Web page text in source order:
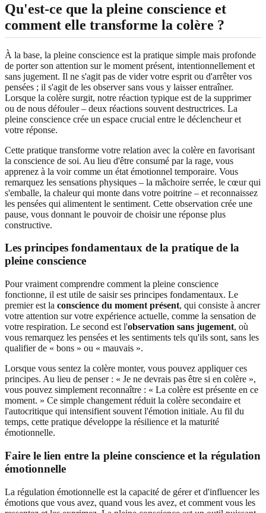
Qu'est-ce que la pleine conscience et
comment elle transforme la colère ?
À la base, la pleine conscience est la pratique simple mais profonde
de porter son attention sur le moment présent, intentionnellement et
sans jugement. Il ne s'agit pas de vider votre esprit ou d'arrêter vos
pensées ; il s'agit de les observer sans vous y laisser entraîner.
Lorsque la colère surgit, notre réaction typique est de la supprimer
ou de nous défouler – deux réactions souvent destructrices. La
pleine conscience crée un espace crucial entre le déclencheur et
votre réponse.
Cette pratique transforme votre relation avec la colère en favorisant
la conscience de soi. Au lieu d'être consumé par la rage, vous
apprenez à la voir comme un état émotionnel temporaire. Vous
remarquez les sensations physiques – la mâchoire serrée, le cœur qui
s'emballe, la chaleur qui monte dans votre poitrine – et reconnaissez
les pensées qui alimentent le sentiment. Cette observation crée une
pause, vous donnant le pouvoir de choisir une réponse plus
constructive.
Les principes fondamentaux de la pratique de la
pleine conscience
Pour vraiment comprendre comment la pleine conscience
fonctionne, il est utile de saisir ses principes fondamentaux. Le
premier est la conscience du moment présent, qui consiste à ancrer
votre attention sur votre expérience actuelle, comme la sensation de
votre respiration. Le second est l'observation sans jugement, où
vous remarquez les pensées et les sentiments tels qu'ils sont, sans les
qualifier de « bons » ou « mauvais ».
Lorsque vous sentez la colère monter, vous pouvez appliquer ces
principes. Au lieu de penser : « Je ne devrais pas être si en colère »,
vous pouvez simplement reconnaître : « La colère est présente en ce
moment. » Ce simple changement réduit la colère secondaire et
l'autocritique qui intensifient souvent l'émotion initiale. Au fil du
temps, cette pratique développe la résilience et la maturité
émotionnelle.
Faire le lien entre la pleine conscience et la régulation
émotionnelle
La régulation émotionnelle est la capacité de gérer et d'influencer les
émotions que vous avez, quand vous les avez, et comment vous les